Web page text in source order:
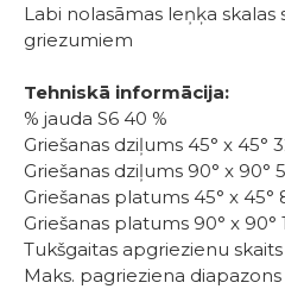
Labi nolasāmas leņķa
griezumiem
Tehniskā informācija:
% jauda S6 40 %
Griešanas dziļums 45° x 45°
Griešanas dziļums 90° x 90°
Griešanas platums 45° x 45°
Griešanas platums 90° x 90°
Tukšgaitas apgriezienu
Maks. pagrieziena diapazons